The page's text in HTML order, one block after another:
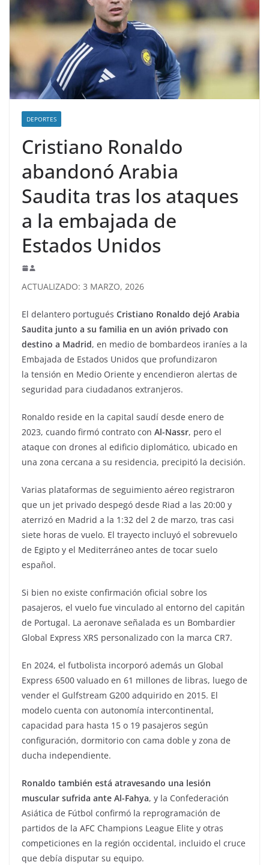
DEPORTES
Cristiano Ronaldo
abandonó Arabia
Saudita tras los ataques
a la embajada de
Estados Unidos
ACTUALIZADO: 3 MARZO, 2026
El delantero portugués Cristiano Ronaldo dejó Arabia
Saudita junto a su familia en un avión privado con
destino a Madrid, en medio de bombardeos iraníes a la
Embajada de Estados Unidos que profundizaron
la tensión en Medio Oriente y encendieron alertas de
seguridad para ciudadanos extranjeros.
Ronaldo reside en la capital saudí desde enero de
2023, cuando firmó contrato con Al-Nassr, pero el
ataque con drones al edificio diplomático, ubicado en
una zona cercana a su residencia, precipitó la decisión.
Varias plataformas de seguimiento aéreo registraron
que un jet privado despegó desde Riad a las 20:00 y
aterrizó en Madrid a la 1:32 del 2 de marzo, tras casi
siete horas de vuelo. El trayecto incluyó el sobrevuelo
de Egipto y el Mediterráneo antes de tocar suelo
español.
Si bien no existe confirmación oficial sobre los
pasajeros, el vuelo fue vinculado al entorno del capitán
de Portugal. La aeronave señalada es un Bombardier
Global Express XRS personalizado con la marca CR7.
En 2024, el futbolista incorporó además un Global
Express 6500 valuado en 61 millones de libras, luego de
vender el Gulfstream G200 adquirido en 2015. El
modelo cuenta con autonomía intercontinental,
capacidad para hasta 15 o 19 pasajeros según
configuración, dormitorio con cama doble y zona de
ducha independiente.
Ronaldo también está atravesando una lesión
muscular sufrida ante Al-Fahya, y la Confederación
Asiática de Fútbol confirmó la reprogramación de
partidos de la AFC Champions League Elite y otras
competiciones en la región occidental, incluido el cruce
que debía disputar su equipo.